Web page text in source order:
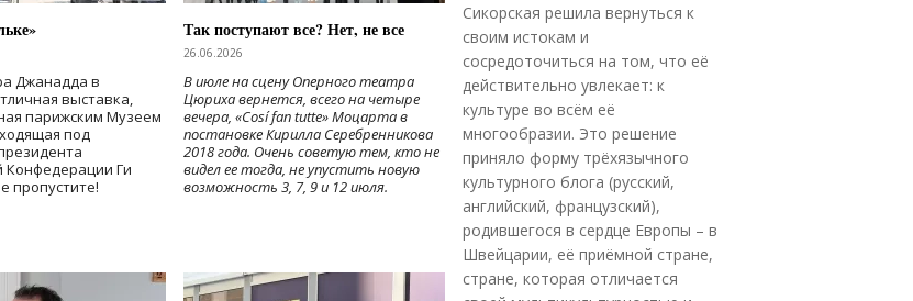
Джанадда в
выставка,
парижским Музеем
под
Ги
пропустите!
Так поступают все? Нет, не все
26.06.2026
В июле на сцену Оперного театра
Цюриха вернется, всего на четыре
вечера, «Cosí fan tutte» Моцарта в
постановке Кирилла Серебренникова
2018 года. Очень советую тем, кто не
видел ее тогда, не упустить новую
возможность 3, 7, 9 и 12 июля.
Сикорская решила вернуться к
своим истокам и
сосредоточиться на том, что её
действительно увлекает: к
культуре во всём её
многообразии. Это решение
приняло форму трёхязычного
культурного блога (русский,
английский, французский),
родившегося в сердце Европы – в
Швейцарии, её приёмной стране,
стране, которая отличается